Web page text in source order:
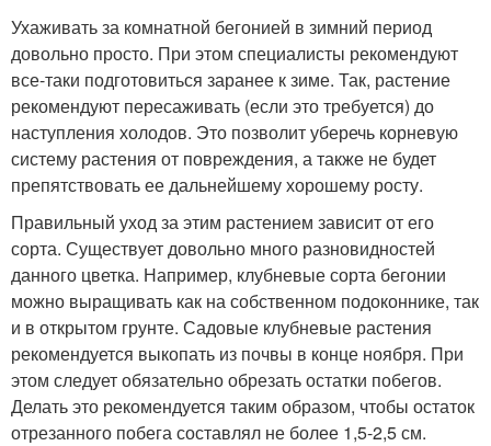
Ухаживать за комнатной бегонией в зимний период
довольно просто. При этом специалисты рекомендуют
все-таки подготовиться заранее к зиме. Так, растение
рекомендуют пересаживать (если это требуется) до
наступления холодов. Это позволит уберечь корневую
систему растения от повреждения, а также не будет
препятствовать ее дальнейшему хорошему росту.
Правильный уход за этим растением зависит от его
сорта. Существует довольно много разновидностей
данного цветка. Например, клубневые сорта бегонии
можно выращивать как на собственном подоконнике, так
и в открытом грунте. Садовые клубневые растения
рекомендуется выкопать из почвы в конце ноября. При
этом следует обязательно обрезать остатки побегов.
Делать это рекомендуется таким образом, чтобы остаток
отрезанного побега составлял не более 1,5-2,5 см.